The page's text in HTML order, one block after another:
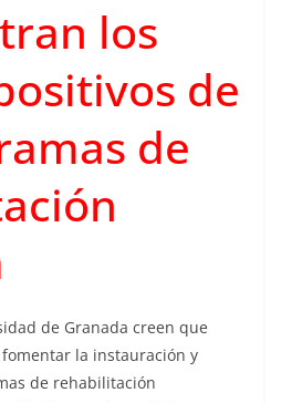
los
de
de
de Granada creen que
la instauración y
de rehabilitación